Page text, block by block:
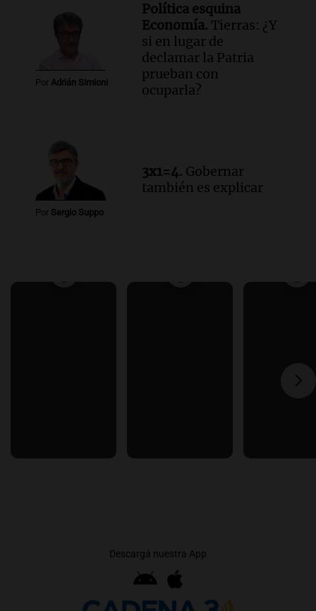
Por Adrián Simioni
Política esquina
Economía. Tierras: ¿Y
si en lugar de
declamar la Patria
prueban con
ocuparla?
Por Sergio Suppo
3x1=4. Gobernar
también es explicar
Descargá nuestra App